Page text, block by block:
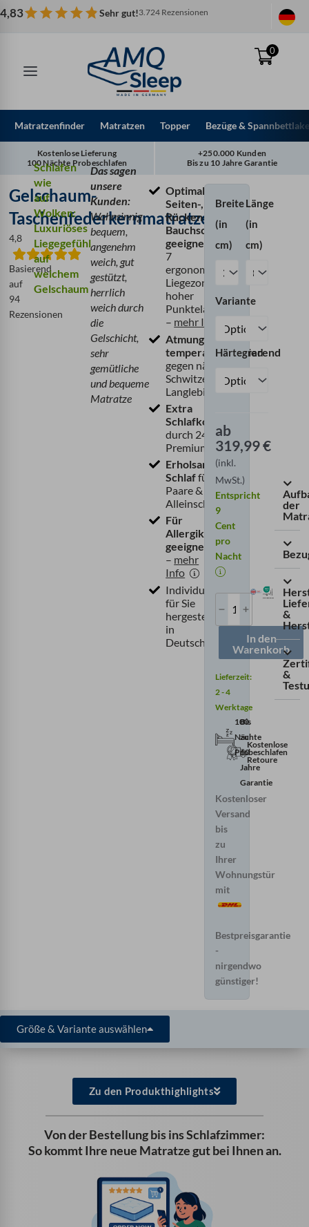
Zum
Inhalt
4,83 Sehr gut!3.724 Rezensionen
0
Matratzenfinder Matratzen Topper Bezüge &
Kostenlose Lieferung
100 Nächte Probeschlafen
+250.000 Kunden
Bis zu 10 Jahre Garantie
Gelschaum-
Taschenfederkernmatratze
4,8
Basierend
auf
94
Rezensionen
Schlafen
wie
auf
Wolken:
Luxuriöses
Liegegefühl
auf
weichem
Gelschaum
Das sagen
unsere
Kunden:
Wahnsinnig
bequem,
angenehm
weich, gut
gestützt,
herrlich
weich durch
die
Gelschicht,
sehr
gemütliche
und bequeme
Matratze
Optimal für
Seiten-,
Rücken- &
Bauchschläfer
geeignet,
dank
7
ergonomischer
Liegezonen &
hoher
Punktelastizität
– mehr Info
Atmungsaktiv &
temperaturregulierend
gegen nächtliches
Schwitzen & für
Langlebigkeit
Extra
Schlafkomfort
durch 24 cm
Premiumhöhe
Erholsamer
Schlaffür
Paare &
Alleinschläfer
Für
Allergiker
geeignet
– mehr
Info
Individuell
für Sie
hergestellt
in
Deutschland
Breite
(in
cm)
Länge
(in
cm)
Variante
Härtegrad
ab
319,99€
(inkl.
MwSt.)
Entspricht
9
Cent
pro
Nacht
Menge
In den
Warenkorb
Lieferzeit:
2 - 4
Werktage
100
Nächte
Probeschlafen
Bis
zu
10
Jahre
Garantie
Kostenlose
Retoure
Kostenloser
Versand
bis
zu
Ihrer
Wohnungstür
mit
Bestpreisgarantie
-
nirgendwo
günstiger!
der
&
&
Größe & Variante auswählen
Zu den Produkthighlights
Von der Bestellung bis ins Schlafzimmer:
So kommt Ihre neue Matratze gut bei Ihnen an.